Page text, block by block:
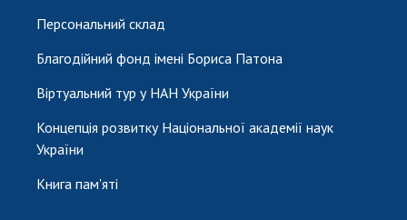
Персональний склад
Благодійний фонд імені Бориса Патона
Віртуальний тур у НАН України
Концепція розвитку Національної академії наук
України
Книга пам'яті